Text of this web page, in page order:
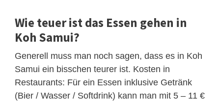
Wie teuer ist das Essen gehen in
Koh Samui?
Generell muss man noch sagen, dass es in Koh
Samui ein bisschen teurer ist. Kosten in
Restaurants: Für ein Essen inklusive Getränk
(Bier / Wasser / Softdrink) kann man mit 5 – 11 €